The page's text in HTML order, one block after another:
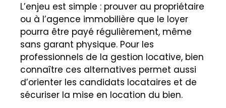
L’enjeu est simple : prouver au propriétaire
ou à l’agence immobilière que le loyer
pourra être payé régulièrement, même
sans garant physique. Pour les
professionnels de la gestion locative, bien
connaître ces alternatives permet aussi
d’orienter les candidats locataires et de
sécuriser la mise en location du bien.